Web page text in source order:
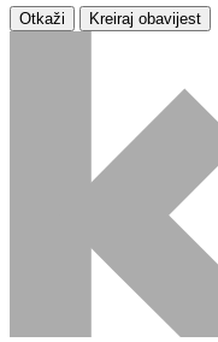
Otkaži Kreiraj obavijest